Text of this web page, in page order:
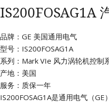
IS200FOSAG1A
品牌：GE 美国通用电气
型号：IS200FOSAG1A
系列：Mark VIe 风力涡轮机控制
产地：美国
服务：质保一年
IS200FOSAG1A是通用电气（